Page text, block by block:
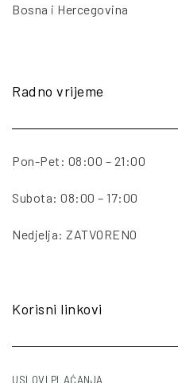
Bosna i Hercegovina
Radno vrijeme
Pon-Pet: 08:00 – 21:00
Subota: 08:00 – 17:00
Nedjelja: ZATVORENO
Korisni linkovi
USLOVI PLAĆANJA